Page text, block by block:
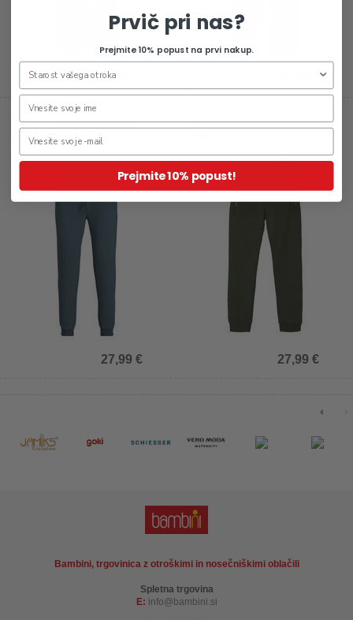
27,99 €
Otroška trenirka za fante
Gordon Newsoft
27,99 €
KIDS Honk trenirka za fante
27,99 €
Bambini, trgovinica z otroškimi in nosečniškimi oblačili
Spletna trgovina
E: info bambini.si
Prvič pri nas?
Prejmite 10% popust na prvi nakup.
Prejmite 10% popust!